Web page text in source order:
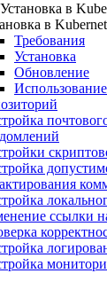
Установка в
в
Требования
Установка
Обновление
ссылки